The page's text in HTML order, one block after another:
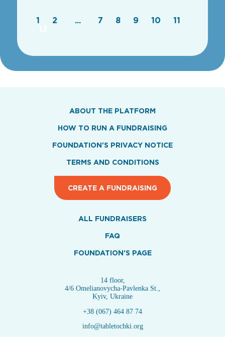
1 2 ... 7 8 9 10
11
ABOUT THE PLATFORM
HOW TO RUN A FUNDRAISING
FOUNDATION'S PRIVACY NOTICE
TERMS AND CONDITIONS
CREATE A FUNDRAISING
ALL FUNDRAISERS
FAQ
FOUNDATION'S PAGE
14 floor,
4/6 Omelianovycha-Pavlenka St.,
Kyiv, Ukraine
+38 (067) 464 87 74
info@tabletochki.org